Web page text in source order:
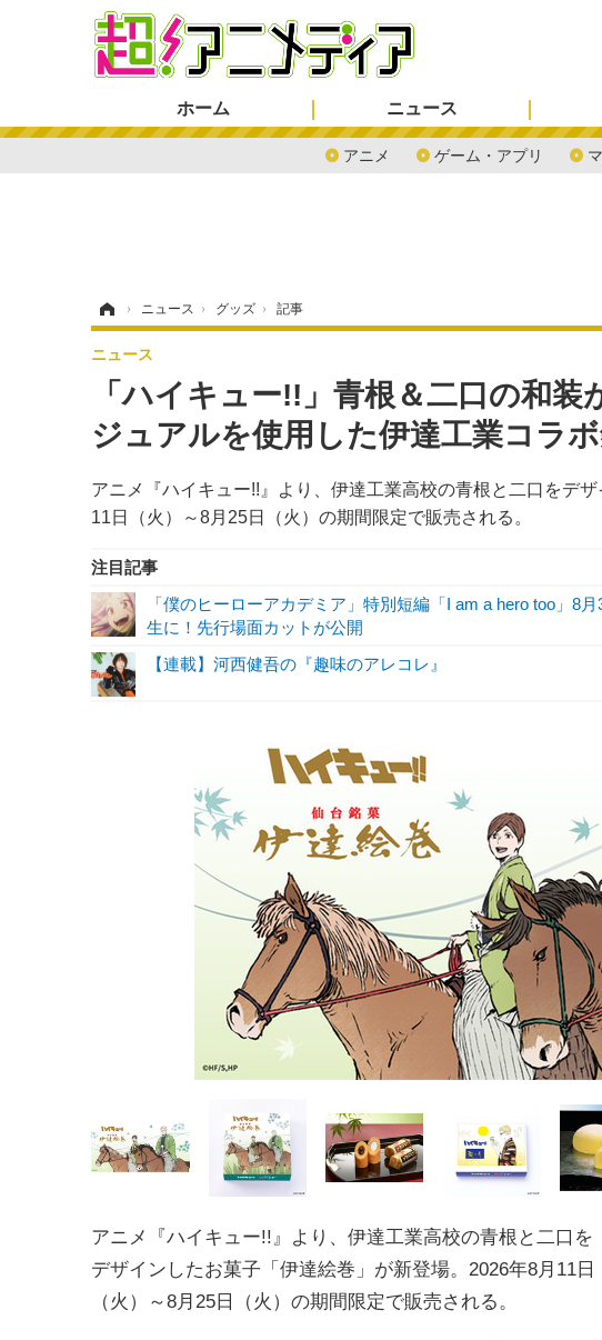
ホーム ニュース
アニメ ゲーム・アプリ
› ニュース › グッズ › 記事
「ハイキュー!!」青根＆二口の和
ジュアルを使用した伊達工業コラ
アニメ『ハイキュー!!』より、伊達工業高校の青根と二口をデ
11日（火）～8月25日（火）の期間限定で販売される。
ニュース
注目記事
「僕のヒーローアカデミア」特別短編「I am a hero too」8
生に！先行場面カットが公開
【連載】河西健吾の『趣味のアレコレ』
アニメ『ハイキュー!!』より、伊達工業高校の青根と二口を
デザインしたお菓子「伊達絵巻」が新登場。2026年8月11日
（火）～8月25日（火）の期間限定で販売される。